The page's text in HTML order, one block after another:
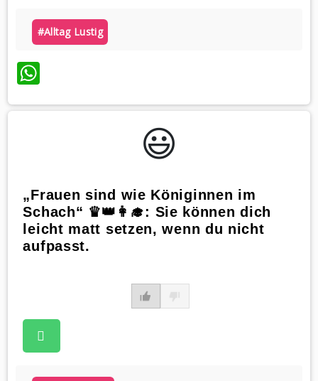
#alltag Lustig
WhatsApp
😃️
„Frauen sind wie Königinnen im
Schach“ ♛👑👩‍🎓: Sie können dich
leicht matt setzen, wenn du nicht
aufpasst.